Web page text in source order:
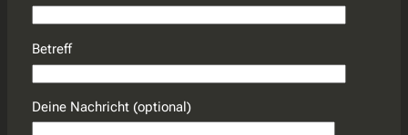
Betreff
Deine Nachricht (optional)